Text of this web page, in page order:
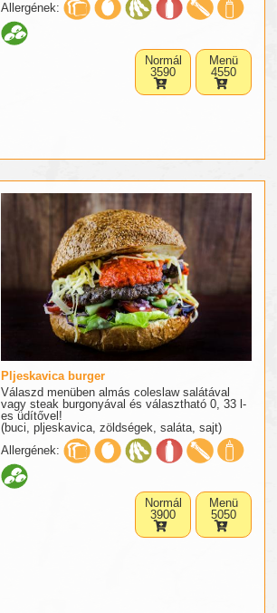
Allergének:
Normál
3590
Menü
4550
Pljeskavica burger
Válaszd menüben almás coleslaw salátával
vagy steak burgonyával és választható 0, 33 l-
es üdítővel!
(buci, pljeskavica, zöldségek, saláta, sajt)
Allergének:
Normál
3900
Menü
5050